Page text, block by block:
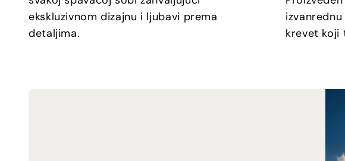
ekskluzivnom dizajnu i ljubavi prema
detaljima.
krevet koji